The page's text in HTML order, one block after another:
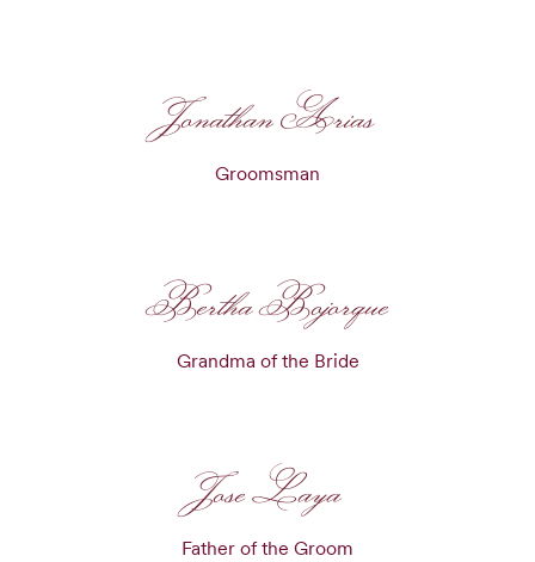
Jonathan Arias
Groomsman
Bertha Bojorque
Grandma of the Bride
Jose Laya
Father of the Groom